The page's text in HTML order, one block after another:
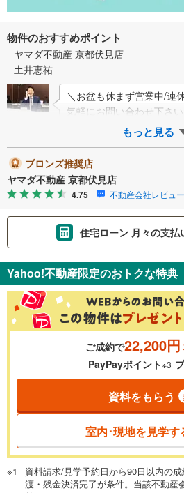
物件のおすすめポイント
ヤマダ不動産 京都伏見店
土井恵祐
＼お盆も休まず営業中/連
気軽にお問い合わせ下さい
もっと見る
ブロンズ推奨店
ヤマダ不動産 京都伏見店
4.75 不動産会社レビュ
住宅ローン 月々の支払
金利
0.01%
一般的には最長35年まで借り入れ
が完済時の年齢は80歳までを条件と
閉じる
頭金
Yahoo!不動産限定のおトクな特典
ご成約で22,200円
PayPayポイント※3
資料をもらう
室内･現地を見学す
資料請求/見学予約日から90日以内の
渡・残金決済完了が条件。当該不動産